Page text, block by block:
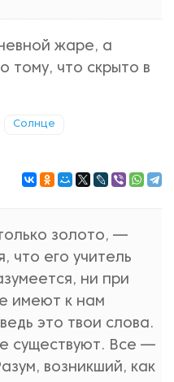
жаре, а
тому, что скрыто в
Солнце
золото, —
что его учитель
ни при
имеют к нам
это твои слова.
существуют. Все —
возникший, как